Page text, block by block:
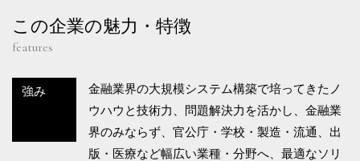
この企業の魅力・特徴
features
強み
金融業界の大規模システム構築で培ってきたノ
ウハウと技術力、問題解決力を活かし、金融業
界のみならず、官公庁・学校・製造・流通、出
版・医療など幅広い業種・分野へ、最適なソリ